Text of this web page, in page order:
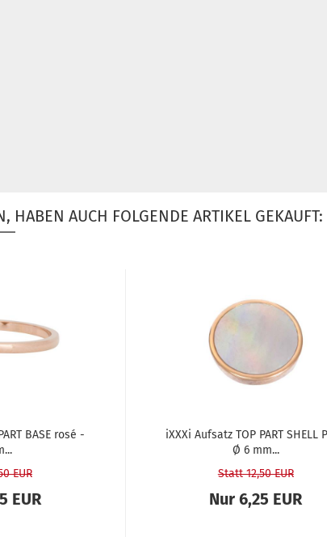
HABEN AUCH FOLGENDE ARTIKEL GEKAUFT:
BASE rosé -
EUR
EUR
iXXXi Auf­satz TOP PART SHELL
Ø 6 mm...
Statt 12,50 EUR
Nur 6,25 EUR